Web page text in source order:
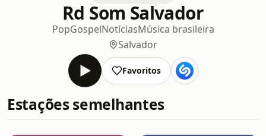
Rd Som Salvador
PopGospelNotíciasMúsica brasileira
Salvador
Favoritos
Estações semelhantes